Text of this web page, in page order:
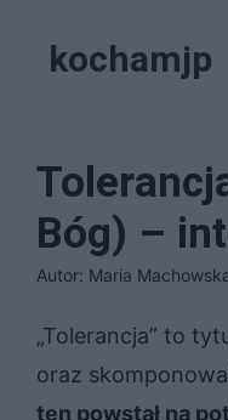
kochamjp
Bóg) –
Autor: Maria
„Tolerancja” to
oraz
ten powstał na